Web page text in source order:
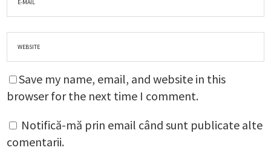
Save my name, email, and website in this
browser for the next time I comment.
Notifică-mă prin email când sunt publicate alte
comentarii.